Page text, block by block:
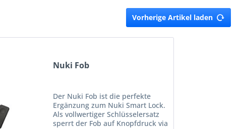
Vorherige Artikel laden
Nuki Fob
Der Nuki Fob ist die perfekte
Ergänzung zum Nuki Smart Lock.
Als vollwertiger Schlüsselersatz
sperrt der Fob auf Knopfdruck via